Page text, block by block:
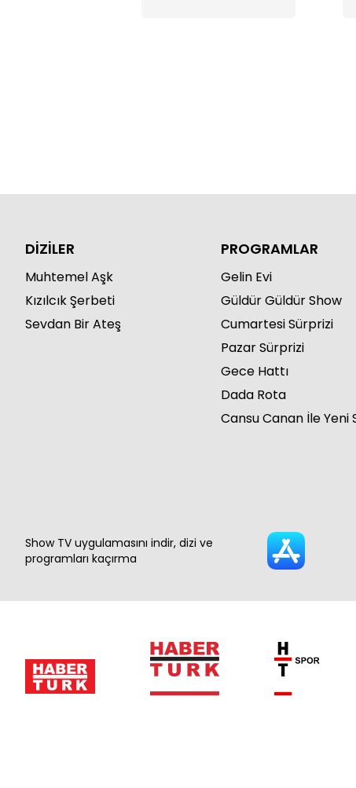
DİZİLER
Muhtemel Aşk
Kızılcık Şerbeti
Sevdan Bir Ateş
PROGRAMLAR
Gelin Evi
Güldür Güldür Show
Cumartesi Sürprizi
Pazar Sürprizi
Gece Hattı
Dada Rota
Cansu Canan İle Yeni
Show TV uygulamasını indir, dizi ve
programları kaçırma